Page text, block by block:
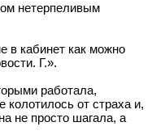
нетерпеливым
в кабинет как можно
Г.».
работала,
колотилось от страха и,
не просто шагала, а